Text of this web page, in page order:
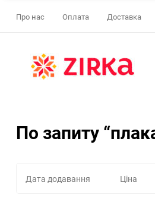
Про нас Оплата Доставка
По запиту
Дата додавання Ціна